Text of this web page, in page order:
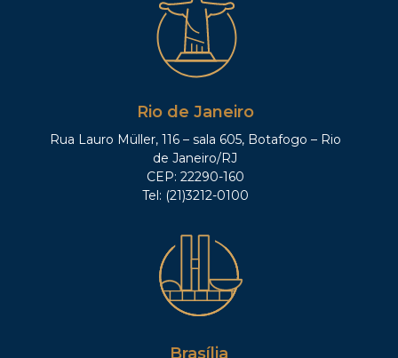
Rio de Janeiro
Rua Lauro Müller, 116 – sala 605, Botafogo – Rio
de Janeiro/RJ
CEP: 22290-160
Tel: (21)3212-0100
Brasília